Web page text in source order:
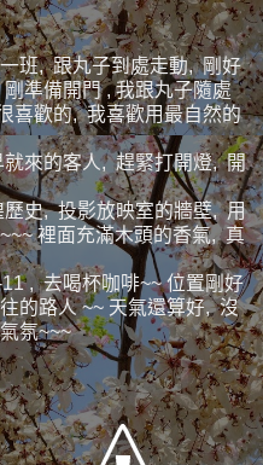
班, 跟丸子到處走動, 剛好
準備開門 , 我跟丸子隨處
喜歡的, 我喜歡用最自然的
就來的客人, 趕緊打開燈, 開
歷史, 投影放映室的牆壁, 用
裡面充滿木頭的香氣, 真
, 去喝杯咖啡~~ 位置剛好
的路人 ~~ 天氣還算好, 沒
氛~~~